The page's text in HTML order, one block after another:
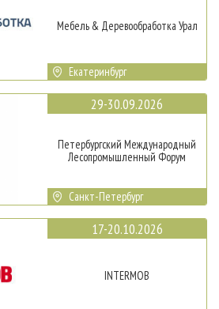
Мебель & Деревообработка Урал
Екатеринбург
29-30.09.2026
Петербургский Международный
Лесопромышленный Форум
Санкт-Петербург
17-20.10.2026
INTERMOB